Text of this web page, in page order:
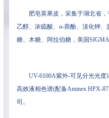
肥皂荚果皮，采集于湖北省，
乙醇、浓硫酸、α-萘酚、
糖、木糖、阿拉伯糖，美国
UV-6100A紫外-可见分光光度计
高效液相色谱(配备Aminex HPX-87P
司。